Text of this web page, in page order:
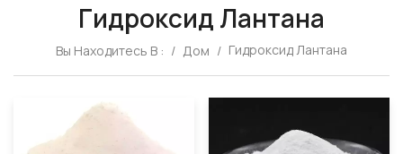
Гидроксид Лантана
Вы Находитесь В : / Дом / Гидроксид Лантана